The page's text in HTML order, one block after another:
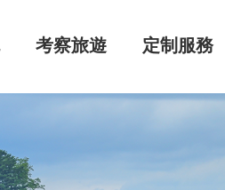
考察旅遊 定制服務